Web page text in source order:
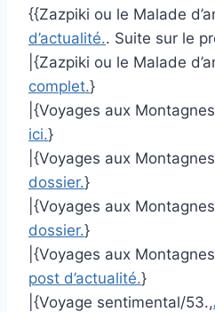
{{Zazpiki ou le Malade
d’actualité.. Suite sur le
|{Zazpiki ou le Malade
complet.}
|{Voyages aux
ici.}
|{Voyages aux
dossier.}
|{Voyages aux
dossier.}
|{Voyages aux
post d’actualité.}
|{Voyage sentimental/53.,